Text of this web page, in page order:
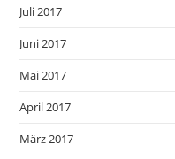
Juli 2017
Juni 2017
Mai 2017
April 2017
März 2017